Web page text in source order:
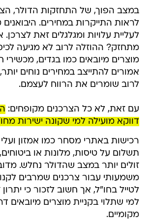
במצב הפוך, של התחזקות הדולר,
לראות התייקרות במחירים. היבואנים
לעליית עלויות ומגלגלים זאת
מתחזק? ההוזלה לרוב לא מגיעה
מוצרים מיובאים כמו בגדים, מכשירי
אמורים להתייצב במחירים נוחים
לרוב שומרים את הרווח לעצמם.
עם זאת, לא כל הצרכנים מקופחים:
דווקא מועילה למי שקונה ישירות
רכישות באתרי מסחר כמו אמזון
תשלום על טיסות, מלונות או
זולים יותר במצב שהדולר נחלש.
משמעותי עבור צרכנים שמרבים לקנות
לטייל בחו"ל, אך חשוב לזכור כי
למי שתלוי בקניית מוצרים מיובאים
מקומיים.